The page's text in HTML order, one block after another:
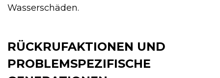
Wasserschäden.
RÜCKRUFAKTIONEN UND
PROBLEMSPEZIFISCHE